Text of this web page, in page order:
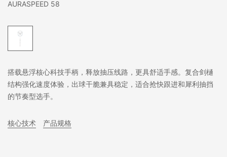
AURASPEED 58
搭载悬浮核心科技手柄，释放抽压线路，更具舒适手感。复合剑樋
结构强化速度体验，出球干脆兼具稳定，适合抢快跟进和犀利抽挡
的节奏型选手。
核心技术 产品规格